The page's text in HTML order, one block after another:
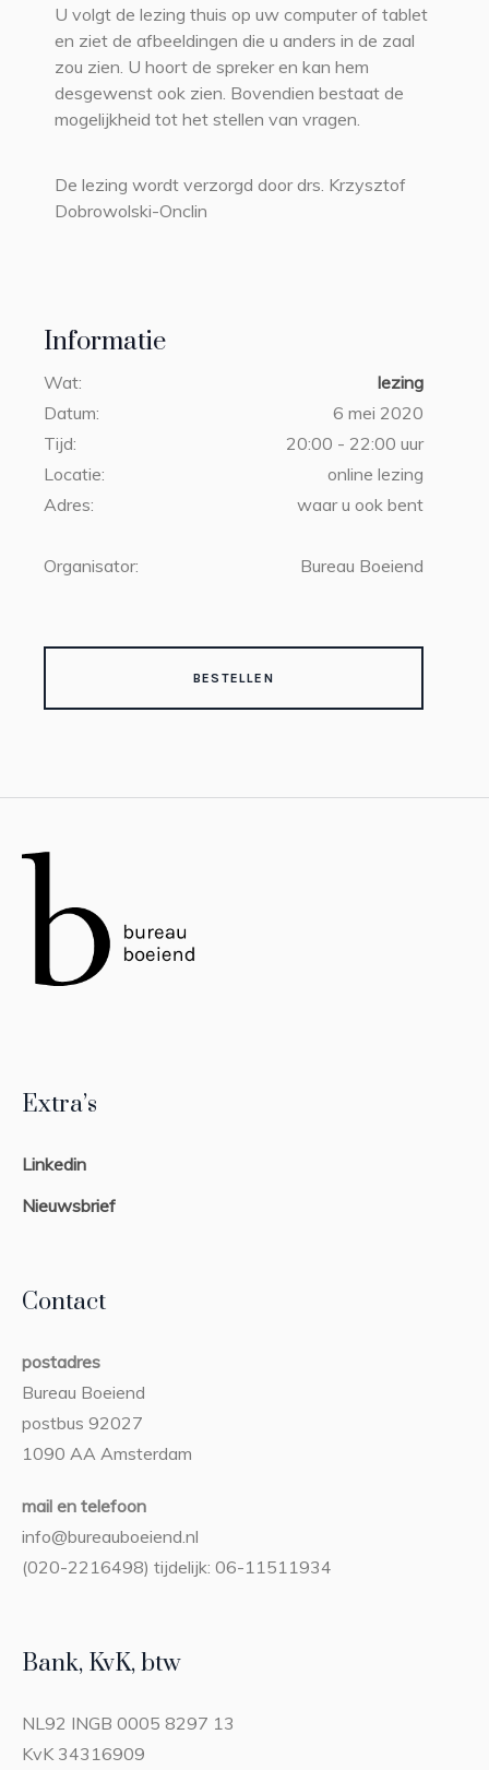
Informatie
Wat:
lezing
Datum:
6 mei 2020
Tijd:
20:00 - 22:00 uur
Locatie:
online lezing
Adres:
waar u ook bent
Organisator: Bureau Boeiend
BESTELLEN
U volgt de lezing thuis op uw computer of tablet
en ziet de afbeeldingen die u anders in de zaal
zou zien. U hoort de spreker en kan hem
desgewenst ook zien. Bovendien bestaat de
mogelijkheid tot het stellen van vragen.
De lezing wordt verzorgd door drs. Krzysztof
Dobrowolski-Onclin
Extra’s
Linkedin
Nieuwsbrief
Contact
postadres
Bureau Boeiend
postbus 92027
1090 AA Amsterdam
mail en telefoon
info@bureauboeiend.nl
(020-2216498) tijdelijk: 06-11511934
Bank, KvK, btw
NL92 INGB 0005 8297 13
KvK 34316909